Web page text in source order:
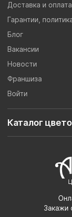
Закажи
Доставка и оплата
Гарантии,
Блог
Вакансии
Новости
Франшиза
Войти
Каталог